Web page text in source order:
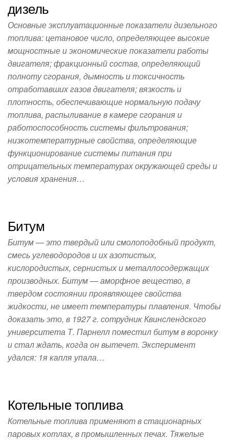
дизель
Основные эксплуатационные показатели дизельного
топлива: цетановое число, определяющее высокие
мощностные и экономические показатели работы
двигателя; фракционный состав, определяющий
полноту сгорания, дымность и токсичность
отработавших газов двигателя; вязкость и
плотность, обеспечивающие нормальную подачу
топлива, распыливание в камере сгорания и
работоспособность системы фильтрования;
низкотемпературные свойства, определяющие
функционирование системы питания при
отрицательных температурах окружающей среды и
условия хранения…
Битум
Битум — это твердый или смолоподобный продукт,
смесь углеводородов и их азотистых,
кислородистых, сернистых и металлосодержащих
производных. Битум — аморфное вещество, в
твердом состоянии проявляющее свойства
жидкости, не имеет температуры плавления. Чтобы
доказать это, в 1927 г. сотрудник Квинслендского
университета Т. Парнелл поместил битум в воронку
и стал ждать, когда он вытечет. Эксперимент
удался: 1я капля упала…
Котельные топлива
Котельные топлива применяют в стационарных
паровых котлах, в промышленных печах. Тяжелые